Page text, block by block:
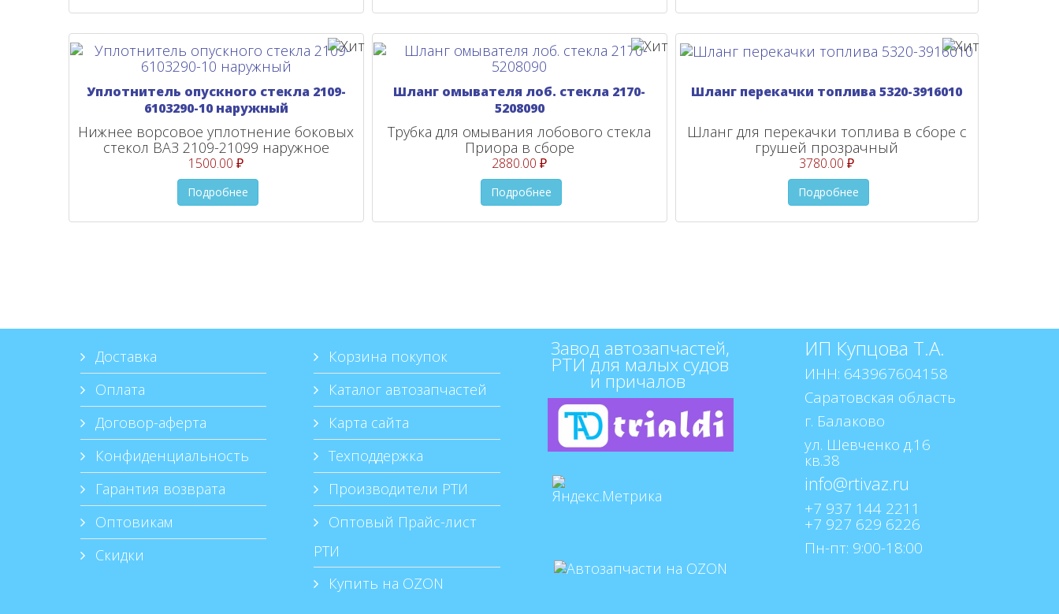
Уплотнитель опускного стекла 2109-
6103290-10 наружный
Нижнее ворсовое уплотнение боковых
стекол ВАЗ 2109-21099 наружное
1500.00 ₽
Подробнее
Шланг омывателя лоб. стекла 2170-
5208090
Трубка для омывания лобового стекла
Приора в сборе
2880.00 ₽
Подробнее
Шланг перекачки топлива 5320-3916010
Шланг для перекачки топлива в сборе с
грушей прозрачный
3780.00 ₽
Подробнее
Доставка
Оплата
Договор-аферта
Конфиденциальность
Гарантия возврата
Оптовикам
Скидки
Корзина покупок
Каталог автозапчастей
Карта сайта
Техподдержка
Производители РТИ
Оптовый Прайс-лист
РТИ
Купить на OZON
Завод автозапчастей,
РТИ для малых судов
и причалов
ИП Купцова Т.А.
ИНН: 643967604158
Саратовская область
г. Балаково
ул. Шевченко д.16
кв.38
+7 937 144 2211
+7 927 629 6226
Пн-пт: 9:00-18:00